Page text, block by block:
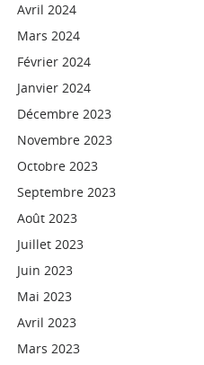
Avril 2024
Mars 2024
Février 2024
Janvier 2024
Décembre 2023
Novembre 2023
Octobre 2023
Septembre 2023
Août 2023
Juillet 2023
Juin 2023
Mai 2023
Avril 2023
Mars 2023